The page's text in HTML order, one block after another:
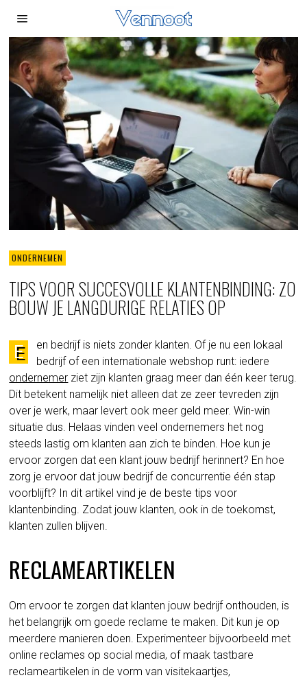
ONDERNEMEN
TIPS VOOR SUCCESVOLLE KLANTENBINDING: ZO
BOUW JE LANGDURIGE RELATIES OP
E
en bedrijf is niets zonder klanten. Of je nu een lokaal
bedrijf of een internationale webshop runt: iedere
ondernemer ziet zijn klanten graag meer dan één keer terug.
Dit betekent namelijk niet alleen dat ze zeer tevreden zijn
over je werk, maar levert ook meer geld meer. Win-win
situatie dus. Helaas vinden veel ondernemers het nog
steeds lastig om klanten aan zich te binden. Hoe kun je
ervoor zorgen dat een klant jouw bedrijf herinnert? En hoe
zorg je ervoor dat jouw bedrijf de concurrentie één stap
voorblijft? In dit artikel vind je de beste tips voor
klantenbinding. Zodat jouw klanten, ook in de toekomst,
klanten zullen blijven.
RECLAMEARTIKELEN
Om ervoor te zorgen dat klanten jouw bedrijf onthouden, is
het belangrijk om goede reclame te maken. Dit kun je op
meerdere manieren doen. Experimenteer bijvoorbeeld met
online reclames op social media, of maak tastbare
reclameartikelen in de vorm van visitekaartjes,